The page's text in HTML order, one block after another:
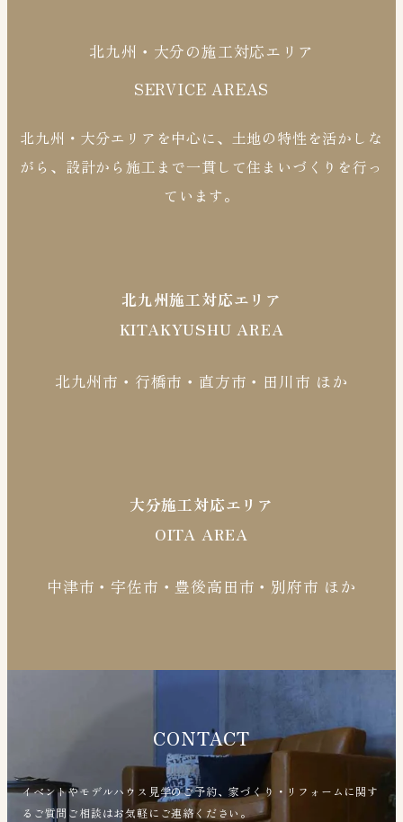
北九州・大分の施工対応エリア
SERVICE AREAS
北九州・大分エリアを中心に、土地の特性を活かしな
がら、設計から施工まで一貫して住まいづくりを行っ
ています。
北九州施工対応エリア
KITAKYUSHU AREA
北九州市・行橋市・直方市・田川市 ほか
大分施工対応エリア
OITA AREA
中津市・宇佐市・豊後高田市・別府市 ほか
CONTACT
イベントやモデルハウス見学のご予約、家づくり・リフォームに関す
るご質問ご相談はお気軽にご連絡ください。